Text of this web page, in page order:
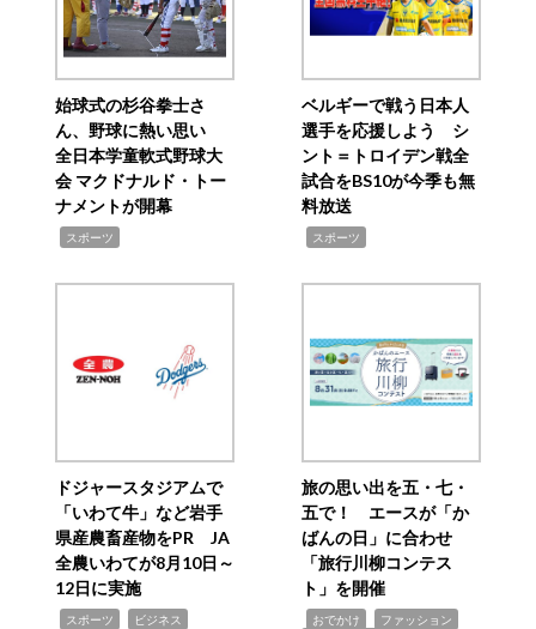
始球式の杉谷拳士さ
ん、野球に熱い思い
全日本学童軟式野球大
会 マクドナルド・トー
ナメントが開幕
スポーツ
ベルギーで戦う日本人
選手を応援しよう シ
ント＝トロイデン戦全
試合をBS10が今季も無
料放送
スポーツ
ドジャースタジアムで
「いわて牛」など岩手
県産農畜産物をPR JA
全農いわてが8月10日～
12日に実施
スポーツ ビジネス
旅の思い出を五・七・
五で！ エースが「か
ばんの日」に合わせ
「旅行川柳コンテス
ト」を開催
おでかけ ファッション